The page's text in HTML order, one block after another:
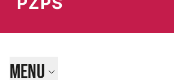
Menu